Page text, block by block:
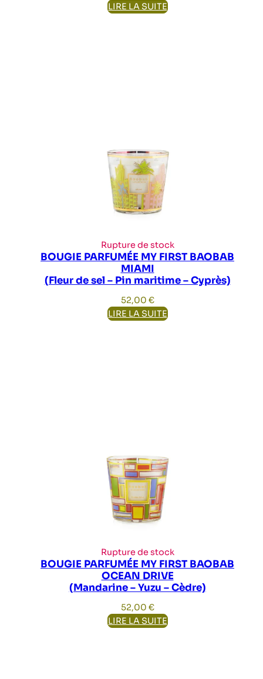
LIRE LA SUITE
Rupture de stock
BOUGIE PARFUMÉE MY FIRST BAOBAB
MIAMI
(Fleur de sel – Pin maritime – Cyprès)
52,00 €
LIRE LA SUITE
Rupture de stock
BOUGIE PARFUMÉE MY FIRST BAOBAB
OCEAN DRIVE
(Mandarine – Yuzu – Cèdre)
52,00 €
LIRE LA SUITE